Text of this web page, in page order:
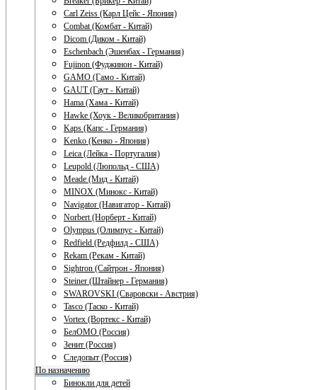
Carl Zeiss (Карл Цейс - Япония)
Combat (Комбат - Китай)
Dicom (Диком - Китай)
Eschenbach (Эшенбах - Германия)
Fujinon (Фуджинон - Китай)
GAMO (Гамо - Китай)
GAUT (Гаут - Китай)
Hama (Хама - Китай)
Hawke (Хоук - Великобритания)
Kaps (Капс - Германия)
Kenko (Кенко - Япония)
Leica (Лейка - Португалия)
Leupold (Люпольд - США)
Meade (Мид - Китай)
MINOX (Минокс - Китай)
Navigator (Навигатор - Китай)
Norbert (Норберт - Китай)
Olympus (Олимпус - Китай)
Redfield (Редфилд - США)
Rekam (Рекам - Китай)
Sightron (Сайтрон - Япония)
Steiner (Штайнер - Германия)
SWAROVSKI (Сваровски - Австрия)
Tasco (Таско - Китай)
Vortex (Вортекс - Китай)
БелОМО (Россия)
Зенит (Россия)
Следопыт (Россия)
По назначению
Бинокли для детей